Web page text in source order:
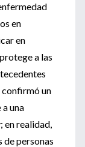
en
en
a las
confirmó un
una
en realidad,
personas